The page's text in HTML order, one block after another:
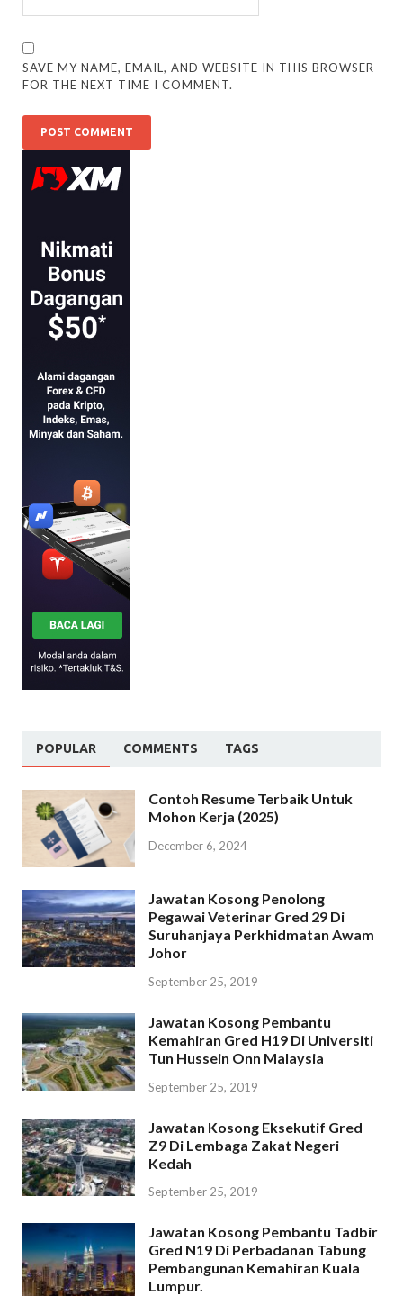
SAVE MY NAME, EMAIL, AND WEBSITE IN THIS BROWSER
FOR THE NEXT TIME I COMMENT.
POPULAR COMMENTS TAGS
Contoh Resume Terbaik Untuk
Mohon Kerja (2025)
December 6, 2024
Jawatan Kosong Penolong
Pegawai Veterinar Gred 29 Di
Suruhanjaya Perkhidmatan Awam
Johor
September 25, 2019
Jawatan Kosong Pembantu
Kemahiran Gred H19 Di Universiti
Tun Hussein Onn Malaysia
September 25, 2019
Jawatan Kosong Eksekutif Gred
Z9 Di Lembaga Zakat Negeri
Kedah
September 25, 2019
Jawatan Kosong Pembantu Tadbir
Gred N19 Di Perbadanan Tabung
Pembangunan Kemahiran Kuala
Lumpur.